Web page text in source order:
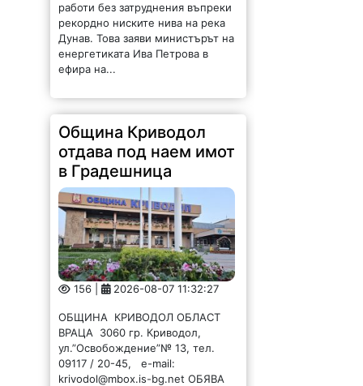
работи без затруднения въпреки
рекордно ниските нива на река
Дунав. Това заяви министърът на
енергетиката Ива Петрова в
ефира на...
Община Криводол
отдава под наем имот
в Градешница
156 | 2026-08-07 11:32:27
ОБЩИНА КРИВОДОЛ ОБЛАСТ
ВРАЦА 3060 гр. Криводол,
ул.”Освобождение”№ 13, тел.
09117 / 20-45, e-mail:
krivodol@mbox.is-bg.net ОБЯВА